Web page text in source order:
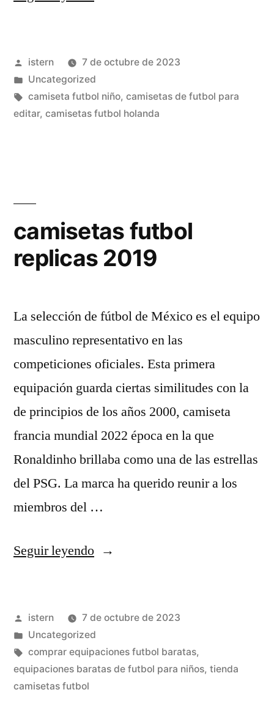
Publicado
por
istern
7 de octubre de 2023
Publicado
en
Uncategorized
Etiquetas:
camiseta futbol niño, camisetas de futbol para
editar, camisetas futbol holanda
camisetas futbol
replicas 2019
La selección de fútbol de México es el equipo
masculino representativo en las
competiciones oficiales. Esta primera
equipación guarda ciertas similitudes con la
de principios de los años 2000, camiseta
francia mundial 2022 época en la que
Ronaldinho brillaba como una de las estrellas
del PSG. La marca ha querido reunir a los
miembros del …
Seguir leyendo«camisetas
2019»
Publicado
por
istern
7 de octubre de 2023
Publicado
en
Uncategorized
Etiquetas:
comprar equipaciones futbol baratas,
equipaciones baratas de futbol para niños, tienda
camisetas futbol